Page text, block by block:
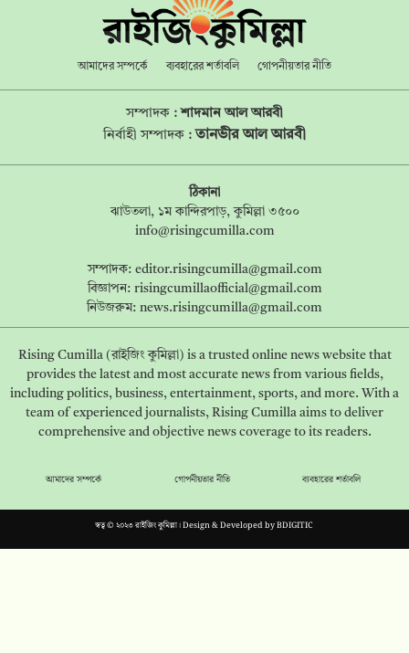
আমাদের সম্পর্কে ব্যবহারের শর্তাবলি গোপনীয়তার নীতি
সম্পাদক :শাদমান আল আরবী
নির্বাহী সম্পাদক : তানভীর আল আরবী
ঠিকানা
ঝাউতলা, ১ম কান্দিরপাড়, কুমিল্লা ৩৫০০
info@risingcumilla.com
সম্পাদক: editor.risingcumilla@gmail.com
বিজ্ঞাপন: risingcumillaofficial@gmail.com
নিউজরুম: news.risingcumilla@gmail.com
Rising Cumilla (রাইজিং কুমিল্লা) is a trusted online news website that
provides the latest and most accurate news from various fields,
including politics, business, entertainment, sports, and more. With a
team of experienced journalists, Rising Cumilla aims to deliver
comprehensive and objective news coverage to its readers.
আমাদের সম্পর্কে গোপনীয়তার নীতি ব্যবহারের শর্তাবলি
স্বত্ব © ২০২৩ রাইজিং কুমিল্লা। Design & Developed byBDIGITIC